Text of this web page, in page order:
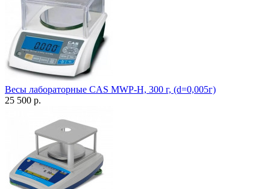
Весы лабораторные CAS MWP-H, 300 г, (d=0,005г)
25 500 р.